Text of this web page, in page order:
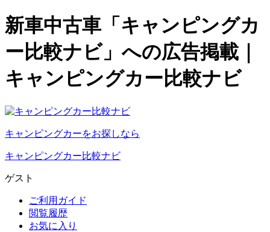
新車中古車「キャンピングカ
ー比較ナビ」への広告掲載｜
キャンピングカー比較ナビ
キャンピングカーをお探しなら
キャンピングカー比較ナビ
ゲスト
ご利用ガイド
閲覧履歴
お気に入り